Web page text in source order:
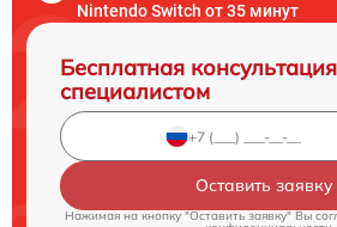
Nintendo Switch от 35 минут
Бесплатная
специалистом
Оставить заявку
Нажимая на кнопку "Оставить заявку" Вы